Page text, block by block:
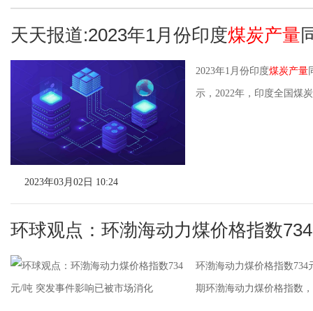
天天报道:2023年1月份印度煤炭产量
2023年1月份印度煤炭产量
示，2022年，印度全国煤
2023年03月02日 10:24
环球观点：环渤海动力煤价格指数
环渤海动力煤价格指数
期环渤海动力煤价格指数